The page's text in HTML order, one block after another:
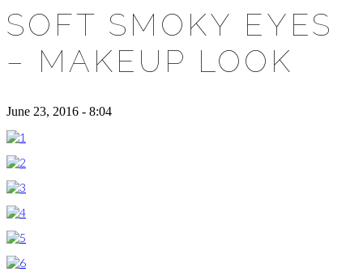
SOFT SMOKY EYES
– MAKEUP LOOK
June 23, 2016 - 8:04